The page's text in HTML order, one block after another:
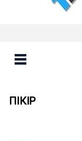
ПІКІР